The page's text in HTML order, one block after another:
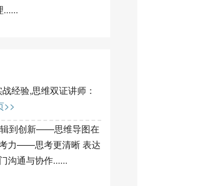
......
经验,思维双证讲师：
>>
辑到创新——思维导图在
力——思考更清晰 表达
沟通与协作......